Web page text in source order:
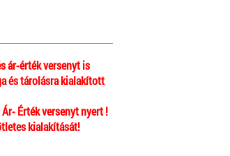
ár-érték versenyt is
és tárolásra kialakított
Érték versenyt nyert !
kialakítását!